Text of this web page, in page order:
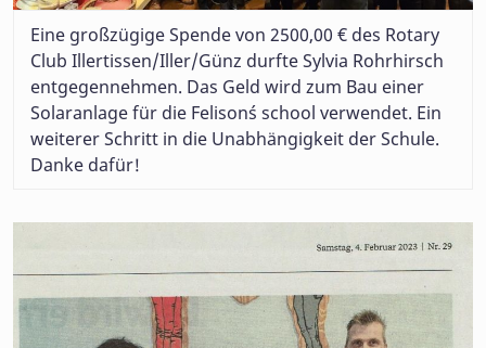
Eine großzügige Spende von 2500,00 € des Rotary
Club Illertissen/Iller/Günz durfte Sylvia Rohrhirsch
entgegennehmen. Das Geld wird zum Bau einer
Solaranlage für die Felison´s school verwendet. Ein
weiterer Schritt in die Unabhängigkeit der Schule.
Danke dafür!